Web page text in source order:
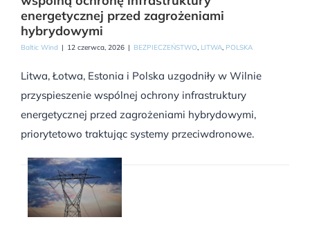
energetycznej przed zagrożeniami
hybrydowymi
Baltic Wind | 12 czerwca, 2026 | BEZPIECZEŃSTWO, LITWA, POLSKA
Litwa, Łotwa, Estonia i Polska uzgodniły w Wilnie
przyspieszenie wspólnej ochrony infrastruktury
energetycznej przed zagrożeniami hybrydowymi,
priorytetowo traktując systemy przeciwdronowe.